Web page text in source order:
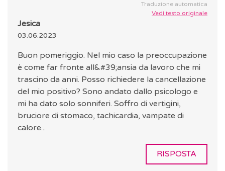
Traduzione automatica
Vedi testo originale
Jesica
03.06.2023
Buon pomeriggio. Nel mio caso la preoccupazione
è come far fronte all&#39;ansia da lavoro che mi
trascino da anni. Posso richiedere la cancellazione
del mio positivo? Sono andato dallo psicologo e
mi ha dato solo sonniferi. Soffro di vertigini,
bruciore di stomaco, tachicardia, vampate di
calore...
RISPOSTA